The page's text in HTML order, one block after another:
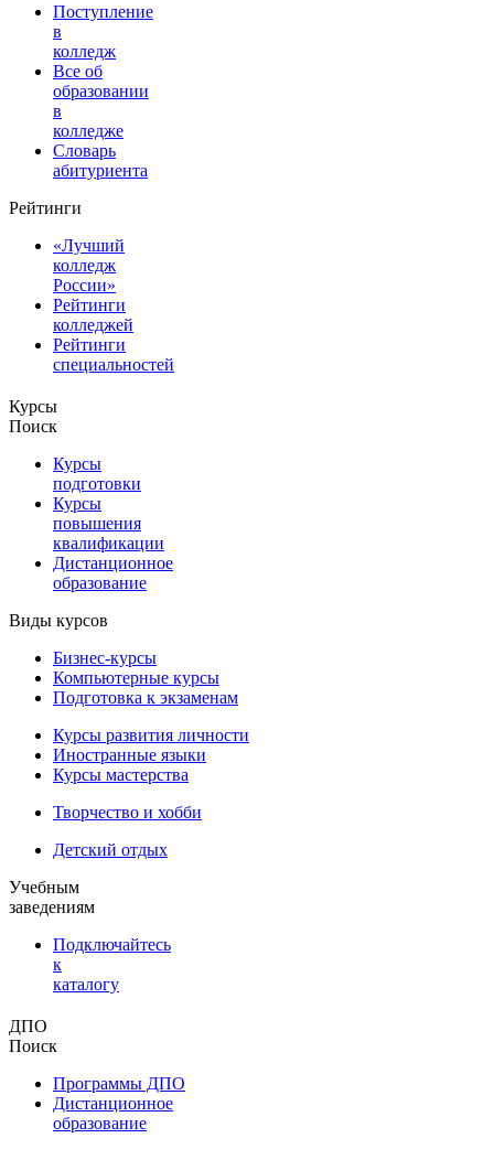
Поступление
в
колледж
Все об
образовании
в
колледже
Словарь
абитуриента
Рейтинги
«Лучший
колледж
России»
Рейтинги
колледжей
Рейтинги
специальностей
Курсы
Поиск
Курсы
подготовки
Курсы
повышения
квалификации
Дистанционное
образование
Виды курсов
Бизнес-курсы
Компьютерные курсы
Подготовка к экзаменам
Курсы развития личности
Иностранные языки
Курсы мастерства
Творчество и хобби
Детский отдых
Учебным
заведениям
Подключайтесь
к
каталогу
ДПО
Поиск
Программы ДПО
Дистанционное
образование